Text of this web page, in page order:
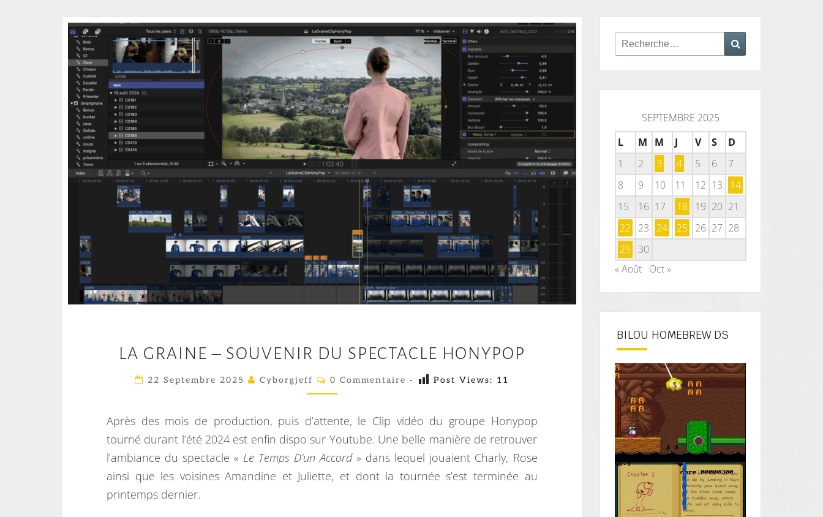
A
G
R
LA GRAINE – SOUVENIR DU SPECTACLE HONYPOP
22 Septembre 2025 Cyborgjeff
C
M
E
N
T
A
I
E
0 Commentaire - Post Views: 11
Après des mois de production, puis d’attente, le Clip vidéo du groupe Honypop
tourné durant l’été 2024 est enfin dispo sur Youtube. Une belle manière de retrouver
l’ambiance du spectacle « Le Temps D’un Accord» dans lequel jouaient Charly, Rose
ainsi que les voisines Amandine et Juliette, et dont la tournée s’est terminée au
printemps dernier.
Rechercher :
SEPTEMBRE 2025
L
M M J V S
D
1
2 3 4 5 6
7
8
9 10 11 12 13
14
15
16 17 18 19 20 21
22
23 24 25 26 27 28
29
30
« Août
Oct »
BILOU HOMEBREW DS